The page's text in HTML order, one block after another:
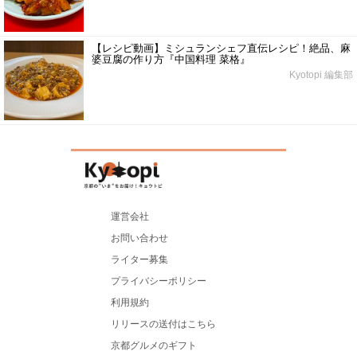
【レシピ動画】ミシュランシェフ直伝レシピ！絶品、麻
婆豆腐の作り方『中国料理 菜格』
Kyotopi 編集部
運営会社
お問い合わせ
ライター募集
プライバシーポリシー
利用規約
リリースの送付はこちら
京都グルメのギフト